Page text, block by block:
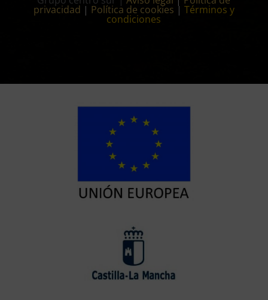
privacidad | Política de cookies | Términos y
condiciones